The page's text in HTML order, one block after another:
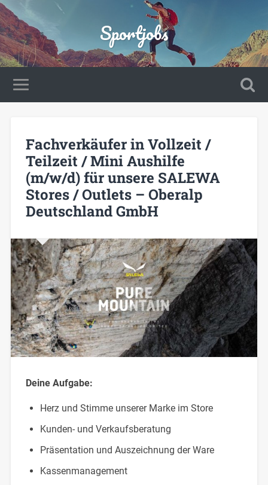
Sportjobs
Fachverkäufer in Vollzeit /
Teilzeit / Mini Aushilfe
(m/w/d) für unsere SALEWA
Stores / Outlets – Oberalp
Deutschland GmbH
Deine Aufgabe:
Herz und Stimme unserer Marke im Store
Kunden- und Verkaufsberatung
Präsentation und Auszeichnung der Ware
Kassenmanagement